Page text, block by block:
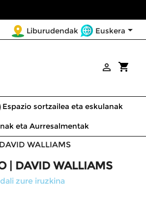
Liburudendak Euskera
shopping_cart

Espazio sortzailea eta eskulanak
eta Aurresalmentak
WALLIAMS
| DAVID WALLIAMS
zure iruzkina